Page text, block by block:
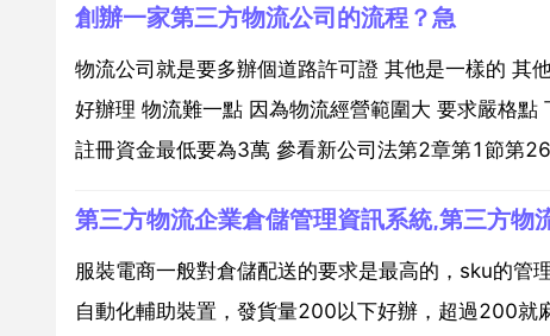
創辦一家第三方物流公司的流程？急
物流公司就是要多辦個道路許可證 其他是一樣的 其
好辦理 物流難一點 因為物流經營範圍大 要求嚴格
註冊資金最低要為3萬 參看新公司法第2章第1節第
第三方物流企業倉儲管理資訊系統,第三方物
服裝電商一般對倉儲配送的要求是最高的，sku的管
自動化輔助裝置，發貨量200以下好辦，超過200就